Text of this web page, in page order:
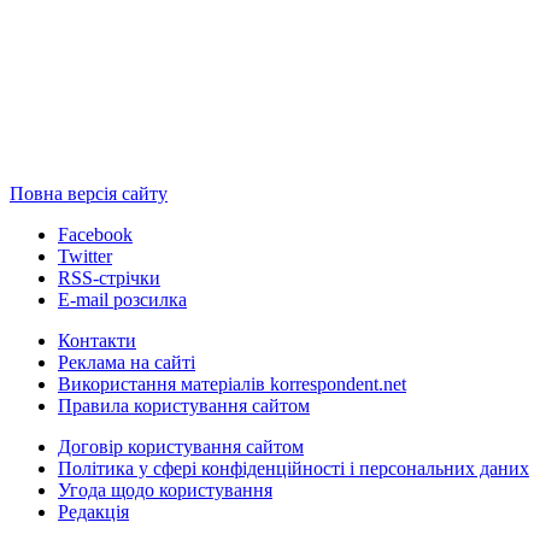
Повна версія сайту
Facebook
Twitter
RSS-стрічки
E-mail розсилка
Контакти
Реклама на сайті
Використання матеріалів korrespondent.net
Правила користування сайтом
Договір користування сайтом
Політика у сфері конфіденційності і персональних даних
Угода щодо користування
Редакція